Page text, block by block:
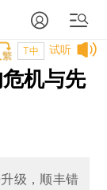
试听
T中
机与先
级，顺丰错